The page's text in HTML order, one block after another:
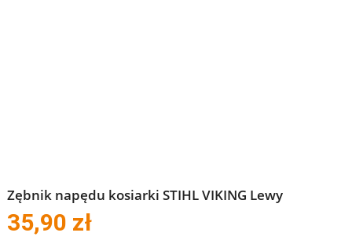
Zębnik napędu kosiarki STIHL VIKING Lewy
35,90 zł